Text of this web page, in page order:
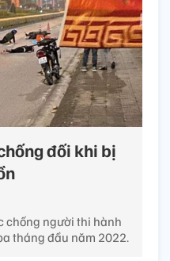
đối khi bị
chống người thi hành
tháng đầu năm 2022.